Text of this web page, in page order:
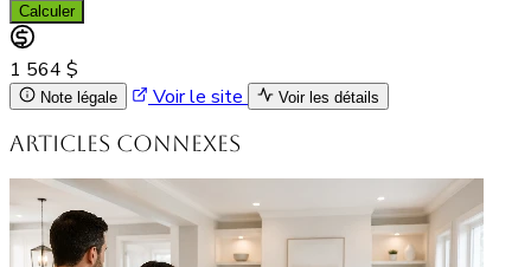
Calculer
1 564 $
Note légale Voir le site Voir les détails
Articles connexes